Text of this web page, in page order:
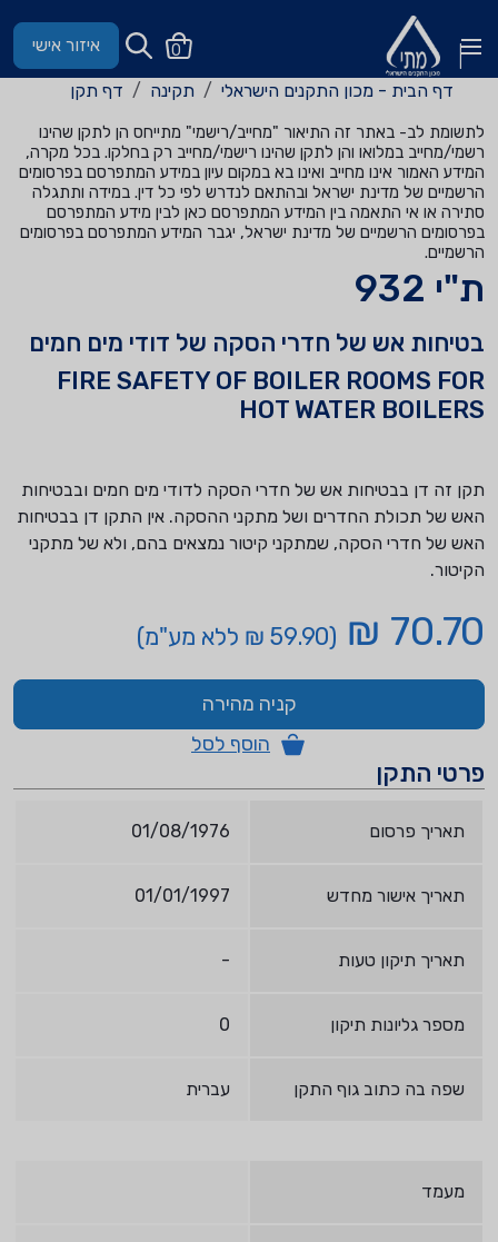
0 איזור אישי
דף הבית - מכון התקנים הישראלי תקינה דף תקן
לתשומת לב- באתר זה התיאור "מחייב/רישמי" מתייחס הן לתקן שהינו
רשמי/מחייב במלואו והן לתקן שהינו רישמי/מחייב רק בחלקו. בכל מקרה,
המידע האמור אינו מחייב ואינו בא במקום עיון במידע המתפרסם בפרסומים
הרשמיים של מדינת ישראל ובהתאם לנדרש לפי כל דין. במידה ותתגלה
סתירה או אי התאמה בין המידע המתפרסם כאן לבין מידע המתפרסם
בפרסומים הרשמיים של מדינת ישראל, יגבר המידע המתפרסם בפרסומים
הרשמיים.
ת"י 932
בטיחות אש של חדרי הסקה של דודי מים חמים
FIRE SAFETY OF BOILER ROOMS FOR
HOT WATER BOILERS
תקן זה דן בבטיחות אש של חדרי הסקה לדודי מים חמים ובבטיחות
האש של תכולת החדרים ושל מתקני ההסקה. אין התקן דן בבטיחות
האש של חדרי הסקה, שמתקני קיטור נמצאים בהם, ולא של מתקני
הקיטור.
70.70 ₪ (59.90 ₪ ללא מע"מ)
קניה מהירה
הוסף לסל
פרטי התקן
תאריך פרסום 01/08/1976
תאריך אישור מחדש 01/01/1997
תאריך תיקון טעות -
מספר גליונות תיקון 0
שפה בה כתוב גוף התקן עברית
מעמד